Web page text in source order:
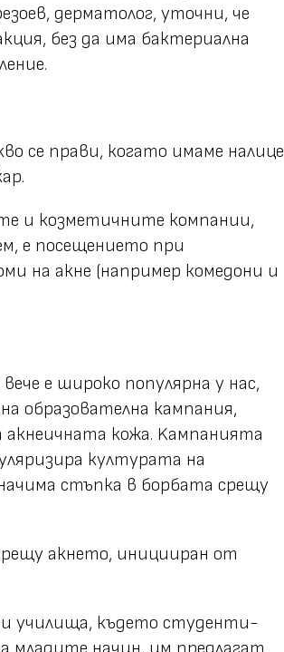
дерматолог, уточни, че
без да има бактериална
се прави, когато имаме налице
и козметичните компании,
е посещението при
на акне (например комедони и
е широко популярна у нас,
образователна кампания,
кожа. Kампанията
културата на
стъпка в борбата срещу
акнето, иницииран от
училища, където студенти-